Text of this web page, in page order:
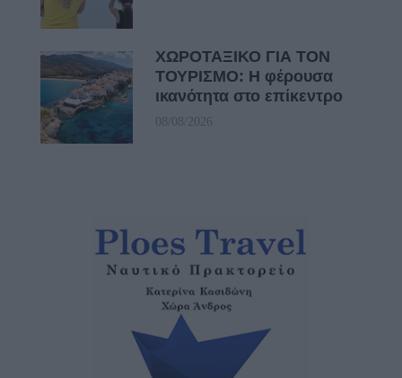
ΧΩΡΟΤΑΞΙΚΟ ΓΙΑ ΤΟΝ
ΤΟΥΡΙΣΜΟ: Η φέρουσα
ικανότητα στο επίκεντρο
08/08/2026